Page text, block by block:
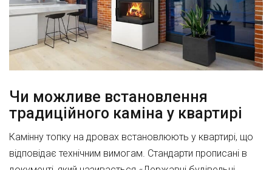
Чи можливе встановлення
традиційного каміна у квартирі
Камінну топку на дровах встановлюють у квартирі, що
відповідає технічним вимогам. Стандарти прописані в